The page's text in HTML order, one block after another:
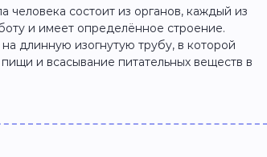
человека состоит из органов, каждый из
и имеет определённое строение.
длинную изогнутую трубу, в которой
и всасывание питательных веществ в